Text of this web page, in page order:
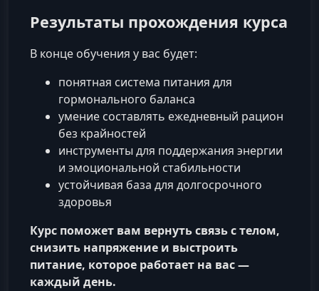
Результаты прохождения курса
В конце обучения у вас будет:
понятная система питания для
гормонального баланса
умение составлять ежедневный рацион
без крайностей
инструменты для поддержания энергии
и эмоциональной стабильности
устойчивая база для долгосрочного
здоровья
Курс поможет вам вернуть связь с телом,
снизить напряжение и выстроить
питание, которое работает на вас —
каждый день.